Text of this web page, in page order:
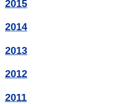
2015
2014
2013
2012
2011